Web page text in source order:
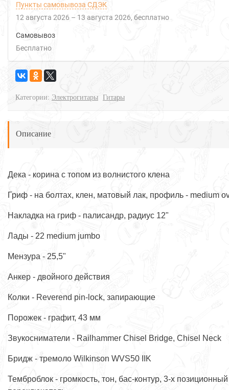
Пункты самовывоза СДЭК
12 августа 2026 – 13 августа 2026 Бесплатно
Самовывоз
Бесплатно
Категории: Электрогитары Гитары
Описание
Дека - корина с топом из волнистого клена
Гриф - на болтах, клен, матовый лак, профиль - medium
Накладка на гриф - палисандр, радиус 12"
Лады - 22 medium jumbo
Мензура - 25,5"
Анкер - двойного действия
Колки - Reverend pin-lock, запирающие
Порожек - графит, 43 мм
Звукосниматели - Railhammer Chisel Bridge, Chisel Neck
Бридж - тремоло Wilkinson WVS50 IIK
Темброблок - громкость, тон, бас-контур, 3-х позиционный